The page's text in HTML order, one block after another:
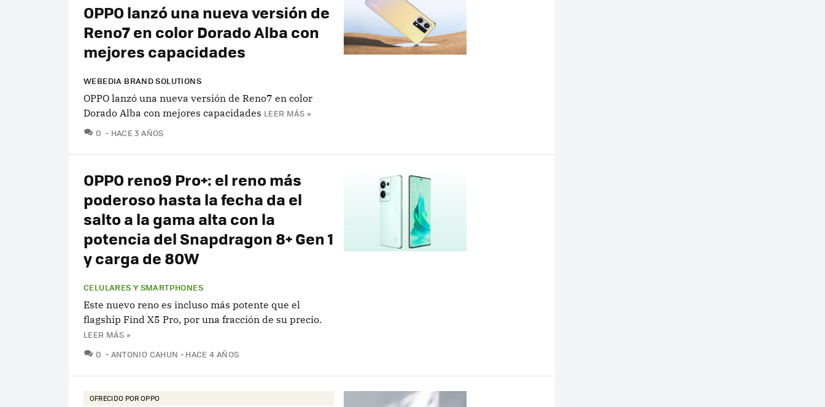
OPPO lanzó una nueva versión de
Reno7 en color Dorado Alba con
mejores capacidades
WEBEDIA BRAND SOLUTIONS
OPPO lanzó una nueva versión de Reno7 en color
Dorado Alba con mejores capacidades LEER MÁS »
0 COMENTARIOS
HACE 3 AÑOS
OPPO reno9 Pro+: el reno más
poderoso hasta la fecha da el
salto a la gama alta con la
potencia del Snapdragon 8+ Gen 1
y carga de 80W
CELULARES Y SMARTPHONES
Este nuevo reno es incluso más potente que el
flagship Find X5 Pro, por una fracción de su precio.
LEER MÁS »
0 COMENTARIOS
ANTONIO CAHUN HACE 4 AÑOS
OFRECIDO POR OPPO